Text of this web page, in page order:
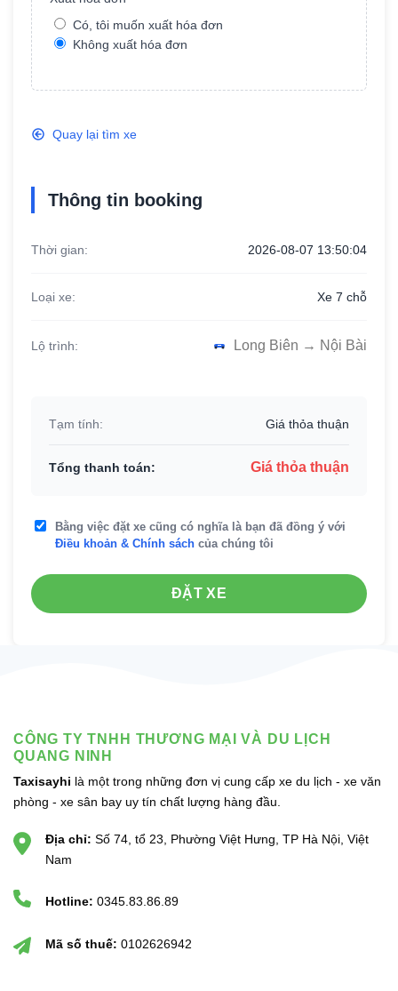
Năm sản xuất
Ngân hàng TMCP Công thương Việt
Có, tôi muốn xuất hóa đơn
Không xuất hóa đơn
Quay lại tìm xe
Thông tin booking
Thời gian: 2026-08-07 13:50:04
Loại xe: Xe 7 chỗ
Lộ trình: Long Biên → Nội Bài
Tạm tính: Giá thỏa thuận
Tổng thanh toán: Giá thỏa thuận
Bằng việc đặt xe cũng có nghĩa là bạn đã đồng ý với
Điều khoản & Chính sách của chúng tôi
ĐẶT XE
CÔNG TY TNHH THƯƠNG MẠI VÀ DU LỊCH
QUANG NINH
Taxisayhi là một trong những đơn vị cung cấp xe du lịch - xe văn
phòng - xe sân bay uy tín chất lượng hàng đầu.
Địa chỉ: Số 74, tổ 23, Phường Việt Hưng, TP Hà Nội, Việt
Nam
Hotline: 0345.83.86.89
Mã số thuế: 0102626942